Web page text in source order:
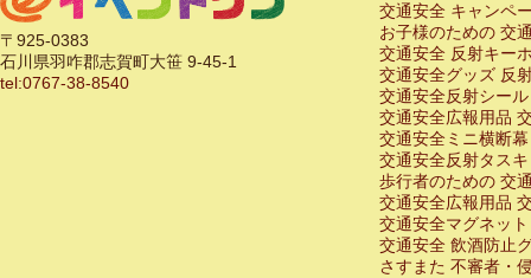
〒925-0383
石川県羽咋郡志賀町大笹 9-45-1
tel:0767-38-8540
交通安全 キャンペ
お子様のための 交
交通安全 反射キー
交通安全グッズ 反
交通安全反射シール
交通安全広報用品
交通安全ミニ横断
交通安全反射タスキ
歩行者のための 交
交通安全広報用品
交通安全マグネット
交通安全 飲酒防止
さすまた 不審者・